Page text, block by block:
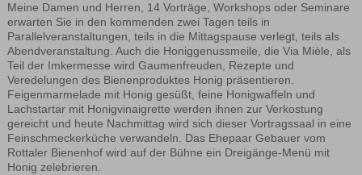
Meine Damen und Herren, 14 Vorträge, Workshops oder Seminare
erwarten Sie in den kommenden zwei Tagen teils in
Parallelveranstaltungen, teils in die Mittagspause verlegt, teils als
Abendveranstaltung. Auch die Honiggenussmeile, die Via Mièle, als
Teil der Imkermesse wird Gaumenfreuden, Rezepte und
Veredelungen des Bienenproduktes Honig präsentieren.
Feigenmarmelade mit Honig gesüßt, feine Honigwaffeln und
Lachstartar mit Honigvinaigrette werden ihnen zur Verkostung
gereicht und heute Nachmittag wird sich dieser Vortragssaal in eine
Feinschmeckerküche verwandeln. Das Ehepaar Gebauer vom
Rottaler Bienenhof wird auf der Bühne ein Dreigänge-Menü mit
Honig zelebrieren.